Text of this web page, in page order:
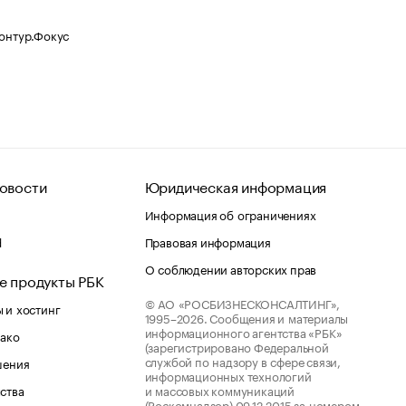
продукты РБК
хостинг
Юридическая информация
Информация об ограничениях
Правовая информация
О соблюдении авторских прав
© АО «РОСБИЗНЕСКОНСАЛТИНГ»,
1995–2026. Сообщения и материалы
информационного агентства «РБК»
(зарегистрировано Федеральной
службой по надзору в сфере связи,
информационных технологий
и массовых коммуникаций